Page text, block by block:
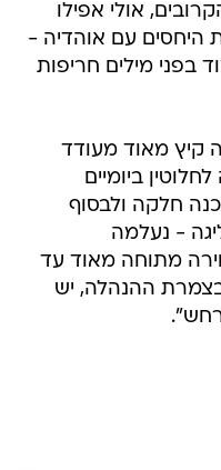
אולי אפילו
היחסים עם אוהדיה -
בפני מילים חריפות
קיץ מאוד מעודד
ביומיים
חלקה ולבסוף
- נעלמה
מתוחה מאוד עד
בצמרת ההנהלה, יש